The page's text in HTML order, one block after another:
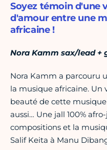
Soyez témoin d'une
d'amour entre une
africaine !
Nora Kamm sax/lead +
Nora Kamm a parcouru
la musique africaine. Un
beauté de cette
aussi… Une jall 100%
compositions et la
Salif Keita à Manu